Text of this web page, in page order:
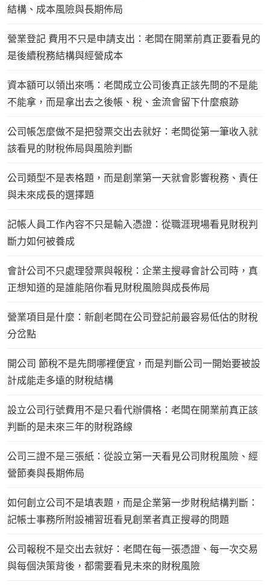
結構、成本風險與長期佈局
營業登記 費用不只是申請支出：老闆在開業前真正要看見的
是後續稅務結構與經營成本
資本額可以領出來嗎：老闆成立公司後真正該先問的不是能
不能拿，而是拿出去之後帳、稅、金流會留下什麼痕跡
公司帳怎麼做不是把發票交出去就好：老闆從第一筆收入就
該看見的財稅佈局與風險判斷
公司類型不是表格題，而是創業第一天就會影響稅務、責任
與未來成長的選擇題
記帳人員工作內容不只是輸入憑證：從職涯現場看見財稅判
斷力如何被養成
會計公司不只處理發票與報稅：企業主搜尋會計公司時，真
正想知道的是誰能陪你看見財稅風險與成長佈局
營業項目是什麼：新創老闆在公司登記前最容易低估的財稅
分岔點
開公司 節稅不是先問哪裡便宜，而是判斷公司一開始要被設
計成能走多遠的財稅結構
設立公司行號費用不是只看代辦價格：老闆在開業前真正該
判斷的是未來三年的財稅路線
公司三證不是三張紙：從設立第一天看見公司財稅風險、經
營節奏與長期佈局
如何創立公司不是填表題，而是企業第一步財稅結構判斷：
記帳士事務所附設補習班看見創業者真正搜尋的問題
公司報稅不是交出去就好：老闆在每一張憑證、每一次交易
與每個決策背後，都需要看見未來的財稅風險